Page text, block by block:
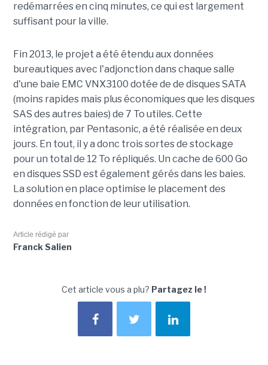
redémarrées en cinq minutes, ce qui est largement
suffisant pour la ville.
Fin 2013, le projet a été étendu aux données
bureautiques avec l'adjonction dans chaque salle
d'une baie EMC VNX3100 dotée de de disques SATA
(moins rapides mais plus économiques que les disques
SAS des autres baies) de 7 To utiles. Cette
intégration, par Pentasonic, a été réalisée en deux
jours. En tout, il y a donc trois sortes de stockage
pour un total de 12 To répliqués. Un cache de 600 Go
en disques SSD est également gérés dans les baies.
La solution en place optimise le placement des
données en fonction de leur utilisation.
Article rédigé par
Franck Salien
Cet article vous a plu? Partagez le !